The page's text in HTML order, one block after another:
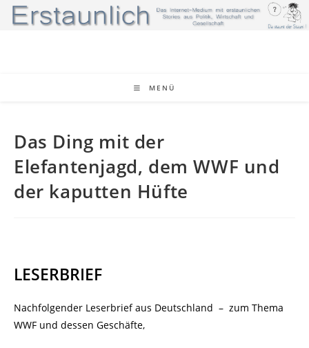
Zum
Inhalt
MENÜ
Das Ding mit der
Elefantenjagd, dem WWF und
der kaputten Hüfte
LESERBRIEF
Nachfolgender Leserbrief aus Deutschland – zum Thema
WWF und dessen Geschäfte,